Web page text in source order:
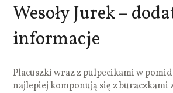
Wesoły Jurek –
informacje
Placuszki wraz z pulpecikami w
najlepiej komponują się z buraczkami